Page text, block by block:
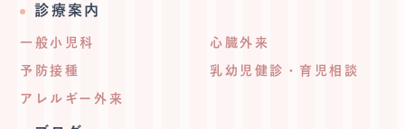
診療案内
一般小児科 心臓外来
予防接種 乳幼児健診・育児相談
アレルギー外来